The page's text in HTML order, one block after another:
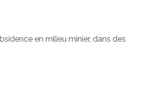
en milieu minier, dans des